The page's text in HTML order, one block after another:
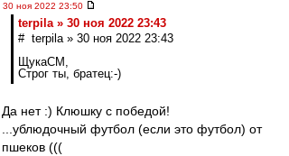
30 ноя 2022 23:50
terpila » 30 ноя 2022 23:43
# terpila » 30 ноя 2022 23:43
ЩукаСМ,
Строг ты, братец:-)
Да нет :) Клюшку с победой!
...ублюдочный футбол (если это футбол) от
пшеков (((